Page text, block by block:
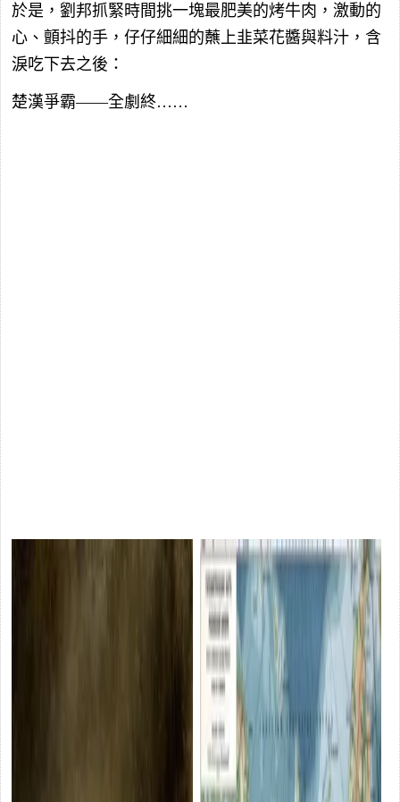
於是，劉邦抓緊時間挑一塊最肥美的烤牛肉，激動的
心、顫抖的手，仔仔細細的蘸上韭菜花醬與料汁，含
淚吃下去之後：
楚漢爭霸——全劇終……